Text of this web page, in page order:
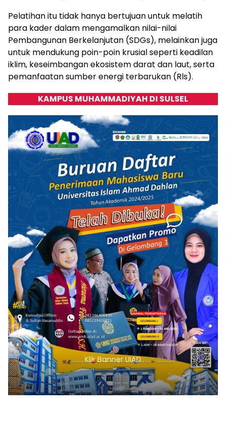
Pelatihan itu tidak hanya bertujuan untuk melatih
para kader dalam mengamalkan nilai-nilai
Pembangunan Berkelanjutan (SDGs), melainkan juga
untuk mendukung poin-poin krusial seperti keadilan
iklim, keseimbangan ekosistem darat dan laut, serta
pemanfaatan sumber energi terbarukan (Rls).
KAMPUS MUHAMMADIYAH DI SULSEL
Klik Banner UIAD